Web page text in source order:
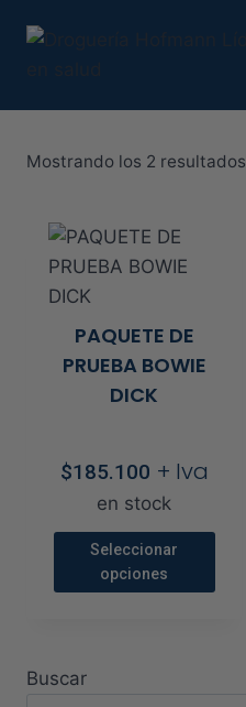
Mostrando los 2 resultados
PAQUETE DE
PRUEBA BOWIE
DICK
$185.100 + Iva
en stock
Seleccionar
opciones
Buscar